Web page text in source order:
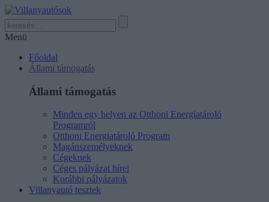
Menü
Főoldal
Állami támogatás
Állami támogatás
Minden egy helyen az Otthoni Energiatároló
Programról
Otthoni Energiatároló Program
Magánszemélyeknek
Cégeknek
Céges pályázat hírei
Korábbi pályázatok
Villanyautó tesztek